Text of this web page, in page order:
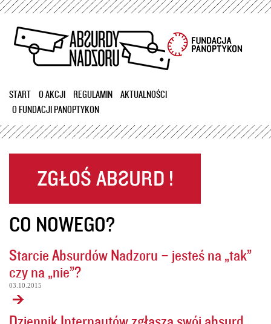
Przejdź
treści
START O AKCJI REGULAMIN
AKTUALNOŚCI
O FUNDACJI PANOPTYKON
CO NOWEGO?
Starcie Absurdów Nadzoru – jesteś na „tak”
czy na „nie”?
03.10.2015